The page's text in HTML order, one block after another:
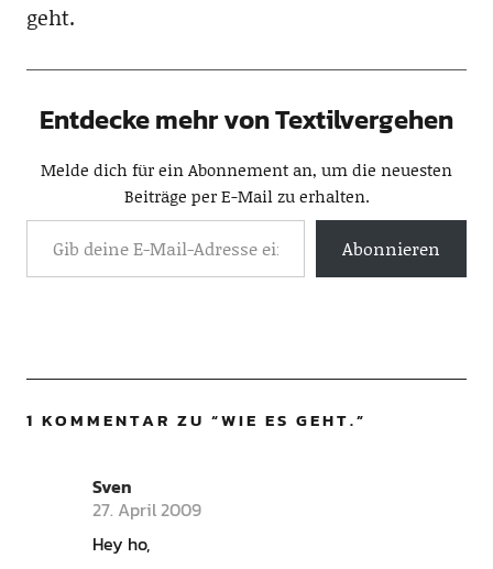
geht.
Entdecke mehr von Textilvergehen
Melde dich für ein Abonnement an, um die neuesten
Beiträge per E-Mail zu erhalten.
Abonnieren
1 KOMMENTAR ZU “WIE ES GEHT.”
Sven
27. April 2009
Hey ho,